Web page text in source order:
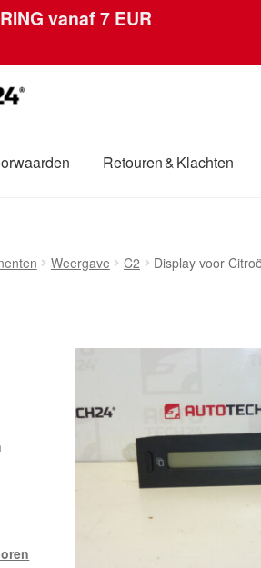
vanaf 7 EUR
Retouren & Klachten
Wereldwijde verzending
Weergave C2 Display voor